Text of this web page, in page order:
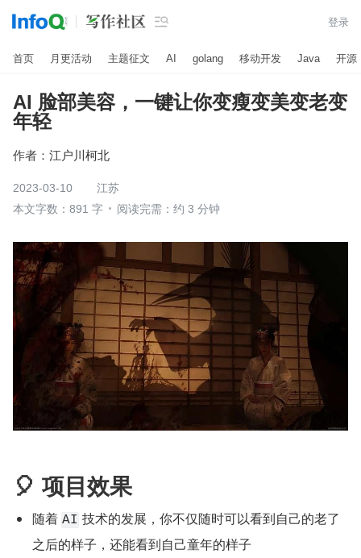
 登录
首页 月更活动 主题征文 AI golang 移动开发 Java 开源
AI 脸部美容，一键让你变瘦变美变老变
年轻
作者： 江户川柯北
2023-03-10
江苏
本文字数：891 字
阅读完需：约 3 分钟
🎈 项目效果
随着 AI 技术的发展，你不仅随时可以看到自己的老了
之后的样子，还能看到自己童年的样子